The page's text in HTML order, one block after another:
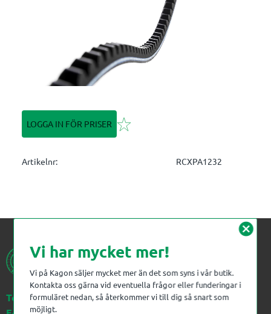
LOGGA IN FÖR PRISER Lägg till i favoriter
Artikelnr RCXPA1232
Telefon:023-383 18 00
cancel
Vi har mycket mer!
Vi på Kagon säljer mycket mer än det som syns i vår butik.
Kontakta oss gärna vid eventuella frågor eller funderingar i
formuläret nedan, så återkommer vi till dig så snart som
möjligt.